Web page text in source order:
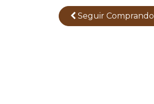
SeguirComprando